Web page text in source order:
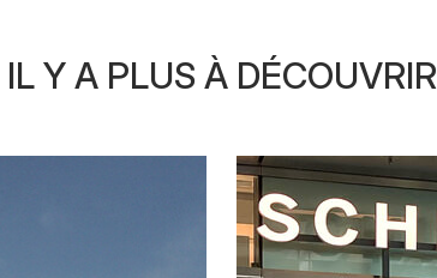
IL Y A PLUS À DÉCOUVRIR